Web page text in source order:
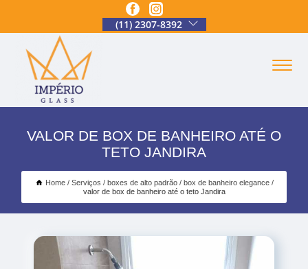
(11) 2307-8392
VALOR DE BOX DE BANHEIRO ATÉ O
TETO JANDIRA
Home Serviços boxes de alto padrão
box de banheiro elegance
valor de box de banheiro até o teto Jandira